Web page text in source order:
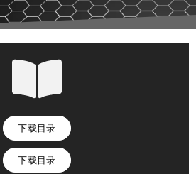
下载目录
下载目录